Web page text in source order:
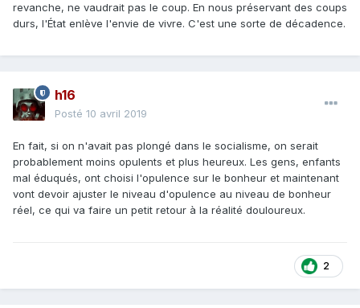
revanche, ne vaudrait pas le coup. En nous préservant des coups
durs, l'État enlève l'envie de vivre. C'est une sorte de décadence.
h16
Posté 10 avril 2019
En fait, si on n'avait pas plongé dans le socialisme, on serait
probablement moins opulents et plus heureux. Les gens, enfants
mal éduqués, ont choisi l'opulence sur le bonheur et maintenant
vont devoir ajuster le niveau d'opulence au niveau de bonheur
réel, ce qui va faire un petit retour à la réalité douloureux.
2